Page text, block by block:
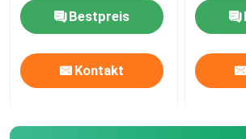
Die Verzierung von Werkzeugen
nicht Gewebestaschen
Bestpreis
Kontakt